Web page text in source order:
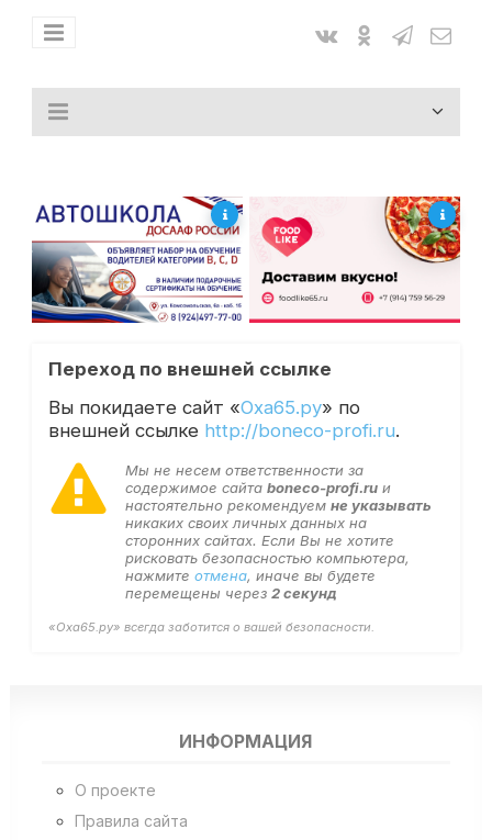
Переход по внешней ссылке
Вы покидаете сайт «Оха65.ру» по
внешней ссылке http://boneco-profi.ru.
Мы не несем ответственности за
содержимое сайта boneco-profi.ruи
настоятельно рекомендуем не указывать
никаких своих личных данных на
сторонних сайтах. Если Вы не хотите
рисковать безопасностью компьютера,
нажмите отмена, иначе вы будете
перемещены через 1секунд
«Оха65.ру» всегда заботится о вашей безопасности.
ИНФОРМАЦИЯ
О проекте
Правила сайта